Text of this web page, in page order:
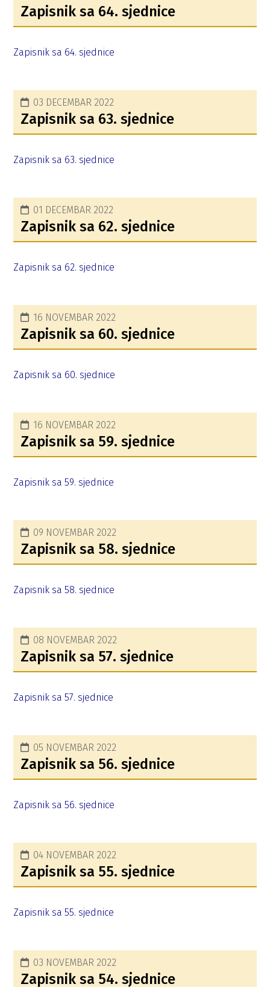
Zapisnik sa 64. sjednice
Zapisnik sa 64. sjednice
03 DECEMBAR 2022
Zapisnik sa 63. sjednice
Zapisnik sa 63. sjednice
01 DECEMBAR 2022
Zapisnik sa 62. sjednice
Zapisnik sa 62. sjednice
16 NOVEMBAR 2022
Zapisnik sa 60. sjednice
Zapisnik sa 60. sjednice
16 NOVEMBAR 2022
Zapisnik sa 59. sjednice
Zapisnik sa 59. sjednice
09 NOVEMBAR 2022
Zapisnik sa 58. sjednice
Zapisnik sa 58. sjednice
08 NOVEMBAR 2022
Zapisnik sa 57. sjednice
Zapisnik sa 57. sjednice
05 NOVEMBAR 2022
Zapisnik sa 56. sjednice
Zapisnik sa 56. sjednice
04 NOVEMBAR 2022
Zapisnik sa 55. sjednice
Zapisnik sa 55. sjednice
03 NOVEMBAR 2022
Zapisnik sa 54. sjednice